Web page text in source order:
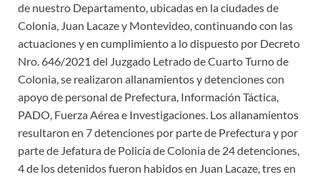
de nuestro Departamento, ubicadas en la ciudades de
Colonia, Juan Lacaze y Montevideo, continuando con las
actuaciones y en cumplimiento a lo dispuesto por Decreto
Nro. 646/2021 del Juzgado Letrado de Cuarto Turno de
Colonia, se realizaron allanamientos y detenciones con
apoyo de personal de Prefectura, Información Táctica,
PADO, Fuerza Aérea e Investigaciones. Los allanamientos
resultaron en 7 detenciones por parte de Prefectura y por
parte de Jefatura de Policía de Colonia de 24 detenciones,
4 de los detenidos fueron habidos en Juan Lacaze, tres en